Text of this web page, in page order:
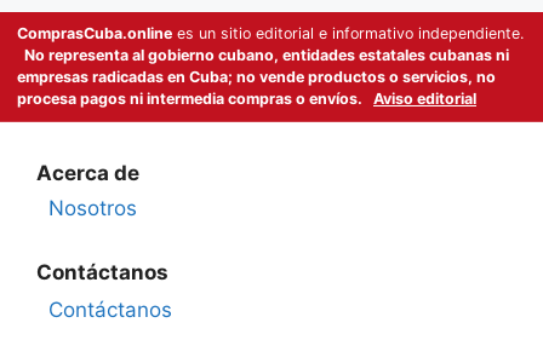
ComprasCuba.online es un sitio editorial e informativo independiente.
No representa al gobierno cubano, entidades estatales cubanas ni
empresas radicadas en Cuba; no vende productos o servicios, no
procesa pagos ni intermedia compras o envíos.
Aviso editorial
Acerca de
Nosotros
Contáctanos
Contáctanos